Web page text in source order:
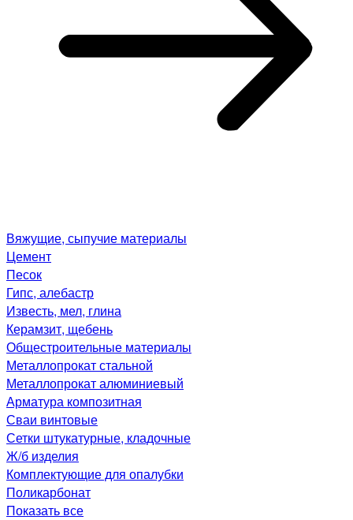
Вяжущие, сыпучие материалы
Цемент
Песок
Гипс, алебастр
Известь, мел, глина
Керамзит, щебень
Общестроительные материалы
Металлопрокат стальной
Металлопрокат алюминиевый
Арматура композитная
Сваи винтовые
Сетки штукатурные, кладочные
Ж/б изделия
Комплектующие для опалубки
Поликарбонат
Показать все